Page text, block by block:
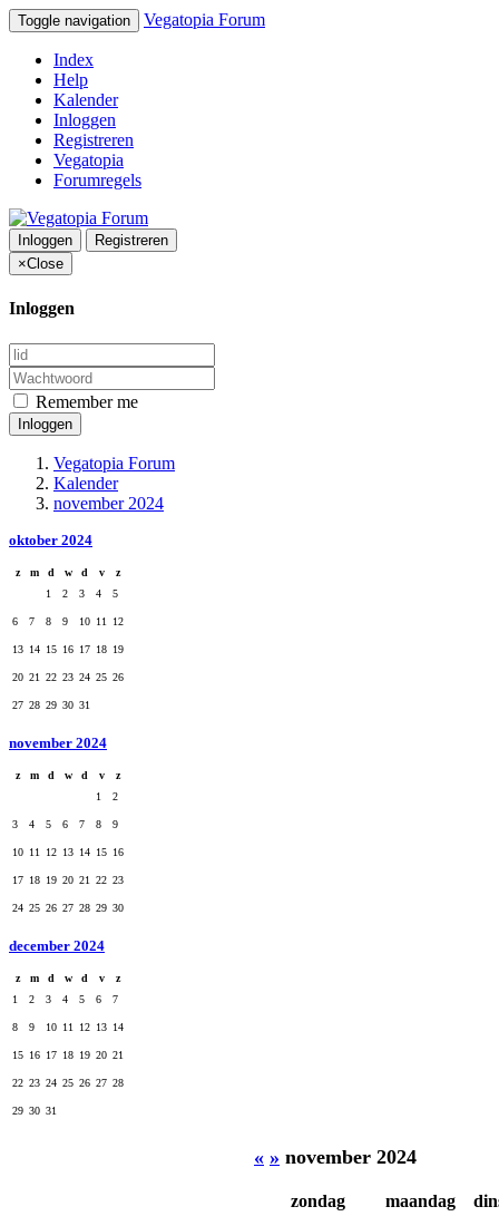
Toggle navigation Vegatopia Forum
Index
Help
Kalender
Inloggen
Registreren
Vegatopia
Forumregels
Inloggen
Registreren
×Close
Inloggen
Remember me
Inloggen
Vegatopia Forum
Kalender
november 2024
oktober 2024
z m d w d v
z
1
2 3 4 5
6 7 8 9 10 11 12
13 14 15 16 17 18 19
20 21 22 23 24 25 26
27 28 29 30 31
november 2024
z m d w d v
z
1
2
3 4 5 6 7 8 9
10 11 12 13 14 15 16
17 18 19 20 21 22 23
24 25 26 27 28 29 30
december 2024
z m d w d v
z
1
2 3 4 5 6 7
8 9 10 11 12 13 14
15 16 17 18 19 20 21
22 23 24 25 26 27 28
29 30 31
« » november 2024
zondag maandag